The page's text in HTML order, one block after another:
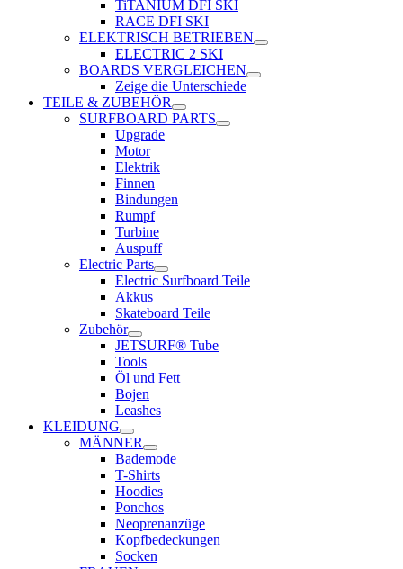
TiTANIUM DFI SKI
RACE DFI SKI
ELEKTRISCH BETRIEBEN
ELECTRIC 2 SKI
BOARDS VERGLEICHEN
Zeige die Unterschiede
TEILE & ZUBEHÖR
SURFBOARD PARTS
Upgrade
Motor
Elektrik
Finnen
Bindungen
Rumpf
Turbine
Auspuff
Electric Parts
Electric Surfboard Teile
Akkus
Skateboard Teile
Zubehör
JETSURF® Tube
Tools
Öl und Fett
Bojen
Leashes
KLEIDUNG
MÄNNER
Bademode
T-Shirts
Hoodies
Ponchos
Neoprenanzüge
Kopfbedeckungen
Socken